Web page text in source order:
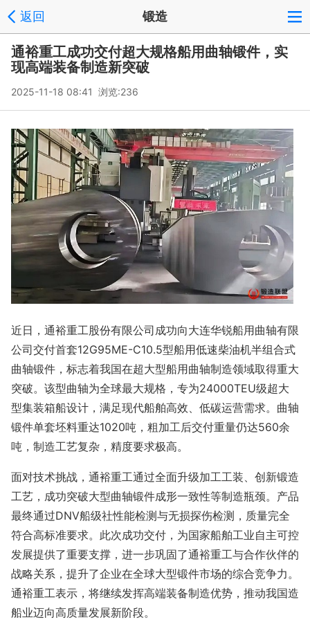
返回 锻造
通裕重工成功交付超大规格船用曲轴锻件，实
现高端装备制造新突破
2025-11-18 08:41 浏览:236
近日，通裕重工股份有限公司成功向大连华锐船用曲轴有限
公司交付首套12G95ME-C10.5型船用低速柴油机半组合式
曲轴锻件，标志着我国在超大型船用曲轴制造领域取得重大
突破。该型曲轴为全球最大规格，专为24000TEU级超大
型集装箱船设计，满足现代船舶高效、低碳运营需求。曲轴
锻件单套坯料重达1020吨，粗加工后交付重量仍达560余
吨，制造工艺复杂，精度要求极高。
面对技术挑战，通裕重工通过全面升级加工工装、创新锻造
工艺，成功突破大型曲轴锻件成形一致性等制造瓶颈。产品
最终通过DNV船级社性能检测与无损探伤检测，质量完全
符合高标准要求。此次成功交付，为国家船舶工业自主可控
发展提供了重要支撑，进一步巩固了通裕重工与合作伙伴的
战略关系，提升了企业在全球大型锻件市场的综合竞争力。
通裕重工表示，将继续发挥高端装备制造优势，推动我国造
船业迈向高质量发展新阶段。